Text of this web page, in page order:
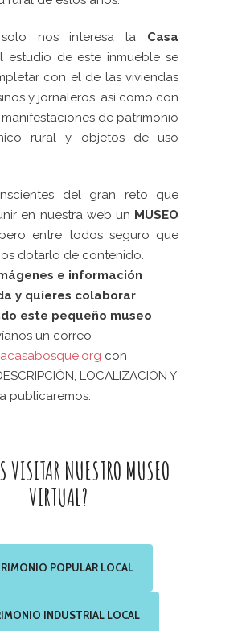
nos interesa la Casa
estudio de este inmueble se
con el de las viviendas
y jornaleros, así como con
de patrimonio
rural y objetos de uso
del gran reto que
en nuestra web un MUSEO
entre todos seguro que
dotarlo de contenido.
e información
y quieres colaborar
este pequeño museo
un correo
con
LOCALIZACIÓN Y
publicaremos.
VISITAR NUESTRO MUSEO
VIRTUAL?
POPULAR LOCAL
INDUSTRIAL LOCAL